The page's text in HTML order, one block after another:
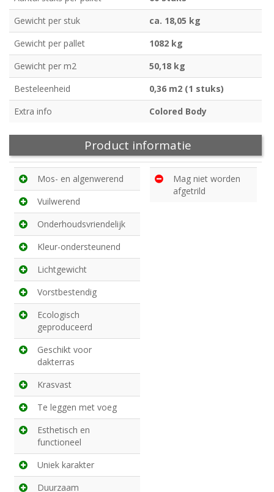
Gewicht per stuk
ca. 18,05 kg
Gewicht per pallet
1082 kg
Gewicht per m2
50,18 kg
Besteleenheid
0,36 m2 (1 stuks)
Extra info
Colored Body
Product informatie
Mos- en algenwerend
Vuilwerend
Onderhoudsvriendelijk
Kleur-ondersteunend
Lichtgewicht
Vorstbestendig
Ecologisch
geproduceerd
Geschikt voor
dakterras
Krasvast
Te leggen met voeg
Esthetisch en
functioneel
Uniek karakter
Duurzaam
Mag niet worden
afgetrild